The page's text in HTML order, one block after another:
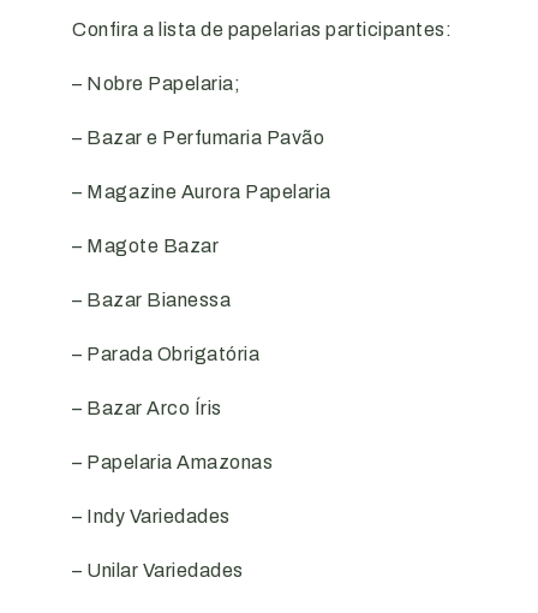
Confira a lista de papelarias participantes:
– Nobre Papelaria;
– Bazar e Perfumaria Pavão
– Magazine Aurora Papelaria
– Magote Bazar
– Bazar Bianessa
– Parada Obrigatória
– Bazar Arco Íris
– Papelaria Amazonas
– Indy Variedades
– Unilar Variedades